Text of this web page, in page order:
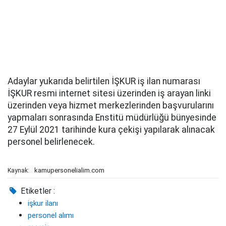
Adaylar yukarıda belirtilen İŞKUR iş ilan numarası
İŞKUR resmi internet sitesi üzerinden iş arayan linki
üzerinden veya hizmet merkezlerinden başvurularını
yapmaları sonrasında Enstitü müdürlüğü bünyesinde
27 Eylül 2021 tarihinde kura çekişi yapılarak alınacak
personel belirlenecek.
Kaynak: kamupersonelialim.com
Etiketler :
işkur ilanı
personel alımı